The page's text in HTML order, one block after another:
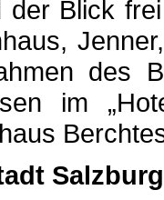
der Blick
des
im